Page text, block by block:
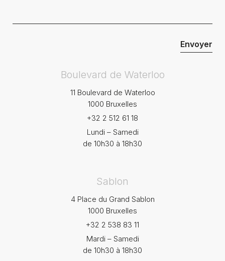
Boulevard de Waterloo
11 Boulevard de Waterloo
1000 Bruxelles
+32 2 512 61 18
Lundi – Samedi
de 10h30 à 18h30
Sablon
4 Place du Grand Sablon
1000 Bruxelles
+32 2 538 83 11
Mardi – Samedi
de 10h30 à 18h30